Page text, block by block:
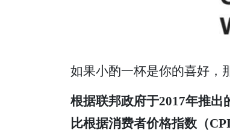
如果小酌一杯是你的喜好，
根据联邦政府于2017年推
比根据消费者价格指数（